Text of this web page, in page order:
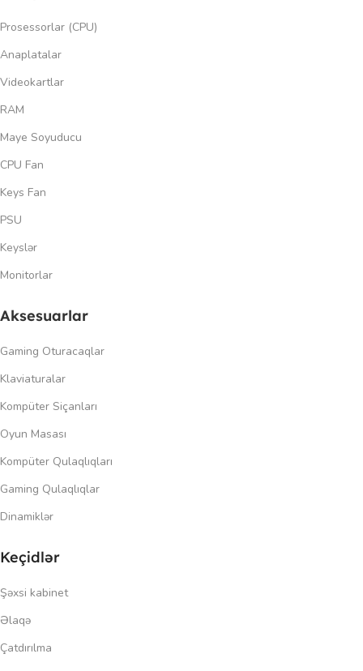
Prosessorlar (CPU)
Anaplatalar
Videokartlar
RAM
Maye Soyuducu
CPU Fan
Keys Fan
PSU
Keyslər
Monitorlar
Aksesuarlar
Gaming Oturacaqlar
Klaviaturalar
Kompüter Siçanları
Oyun Masası
Kompüter Qulaqlıqları
Gaming Qulaqlıqlar
Dinamiklər
Keçidlər
Şəxsi kabinet
Əlaqə
Çatdırılma